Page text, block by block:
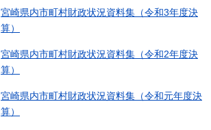
宮崎県内市町村財政状況資料集（令和3年度決
算）
宮崎県内市町村財政状況資料集（令和2年度決
算）
宮崎県内市町村財政状況資料集（令和元年度決
算）